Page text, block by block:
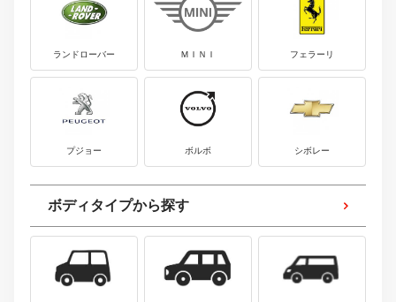
ランドローバー ＭＩＮＩ フェラーリ
プジョー ボルボ シボレー
ボディタイプから探す